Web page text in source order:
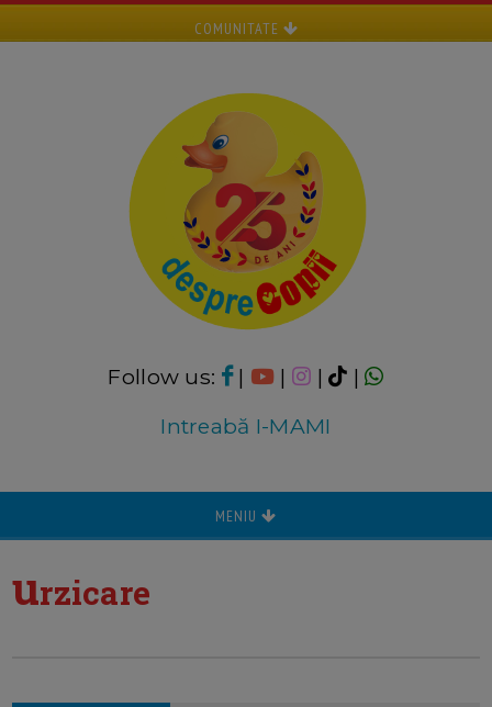
COMUNITATE
Follow us: | | |
|
Intreabă I-MAMI
MENIU
urzicare